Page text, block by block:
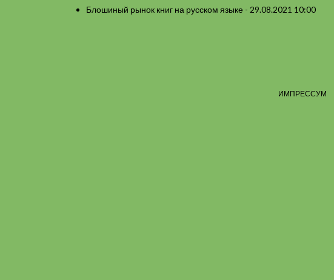
Блошиный рынок книг на русском языке - 29.08.2021 10:00
ИМПРЕССУМ